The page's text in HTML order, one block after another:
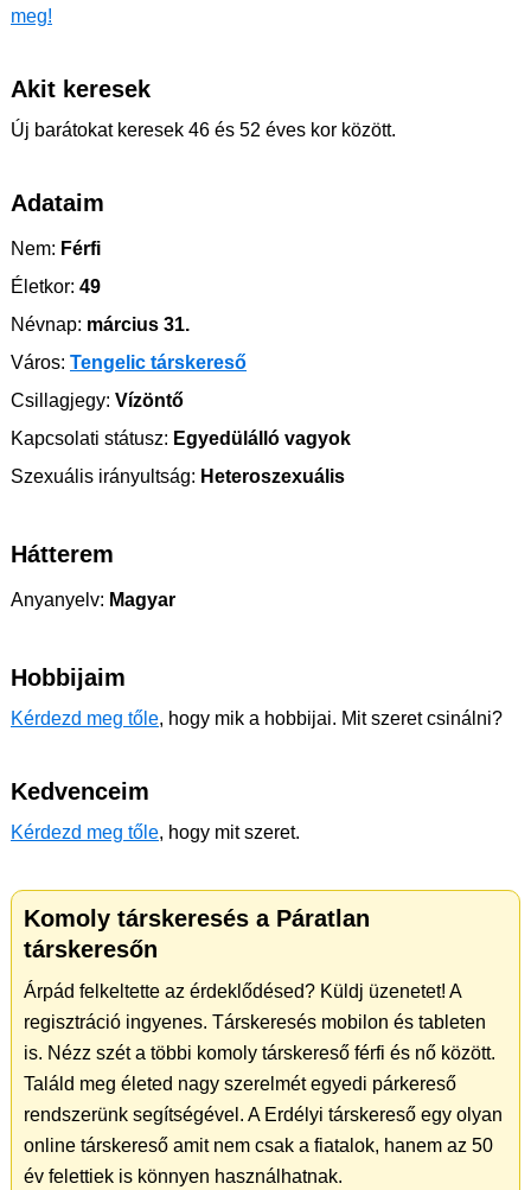
meg!
Akit keresek
Új barátokat keresek 46 és 52 éves kor között.
Adataim
Nem: Férfi
Életkor: 49
Névnap: március 31.
Város: Tengelic társkereső
Csillagjegy: Vízöntő
Kapcsolati státusz: Egyedülálló vagyok
Szexuális irányultság: Heteroszexuális
Hátterem
Anyanyelv: Magyar
Hobbijaim
Kérdezd meg tőle, hogy mik a hobbijai. Mit szeret csinálni?
Kedvenceim
Kérdezd meg tőle, hogy mit szeret.
Komoly társkeresés a Páratlan
társkeresőn
Árpád felkeltette az érdeklődésed? Küldj üzenetet! A
regisztráció ingyenes. Társkeresés mobilon és tableten
is. Nézz szét a többi komoly társkereső férfi és nő között.
Találd meg életed nagy szerelmét egyedi párkereső
rendszerünk segítségével. A Erdélyi társkereső egy olyan
online társkereső amit nem csak a fiatalok, hanem az 50
év felettiek is könnyen használhatnak.